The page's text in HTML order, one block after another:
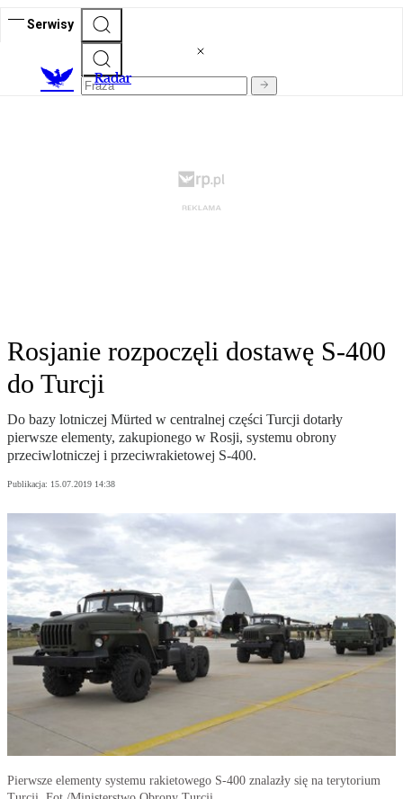
Serwisy
Radar
Rosjanie rozpoczęli dostawę S-400
do Turcji
Do bazy lotniczej Mürted w centralnej części Turcji dotarły
pierwsze elementy, zakupionego w Rosji, systemu obrony
przeciwlotniczej i przeciwrakietowej S-400.
Publikacja: 15.07.2019 14:38
Pierwsze elementy systemu rakietowego S-400 znalazły się na terytorium